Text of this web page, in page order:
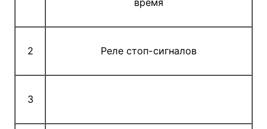
время
2 Реле стоп-сигналов
3